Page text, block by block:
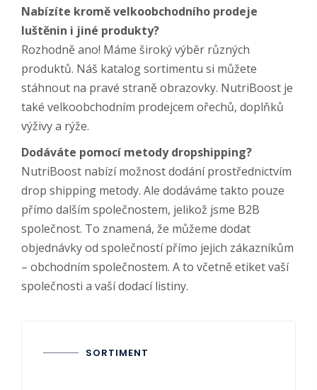
Nabízíte kromě velkoobchodního prodeje
luštěnin i jiné produkty?
Rozhodně ano! Máme široký výběr různých
produktů. Náš katalog sortimentu si můžete
stáhnout na pravé straně obrazovky. NutriBoost je
také velkoobchodním prodejcem ořechů, doplňků
výživy a rýže.
Dodáváte pomocí metody dropshipping?
NutriBoost nabízí možnost dodání prostřednictvím
drop shipping metody. Ale dodáváme takto pouze
přímo dalším společnostem, jelikož jsme B2B
společnost. To znamená, že můžeme dodat
objednávky od společností přímo jejich zákazníkům
– obchodním společnostem. A to včetně etiket vaší
společnosti a vaší dodací listiny.
SORTIMENT